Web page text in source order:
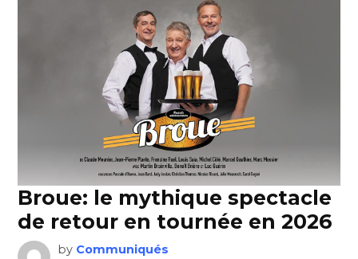
Broue: le mythique spectacle
de retour en tournée en 2026
by Communiqués